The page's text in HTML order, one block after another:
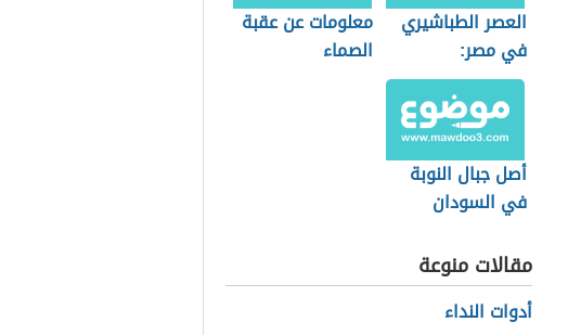
العصر الطباشيري
في مصر:
الجيولوجيا
والأحداث
معلومات عن عقبة
الصماء
أصل جبال النوبة
في السودان
مقالات منوعة
أدوات النداء